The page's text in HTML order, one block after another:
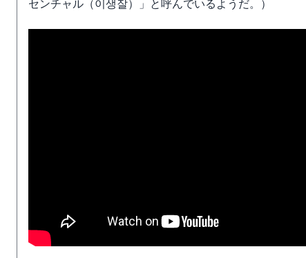
センチャル（이생잘）」と呼んでいるようだ。）